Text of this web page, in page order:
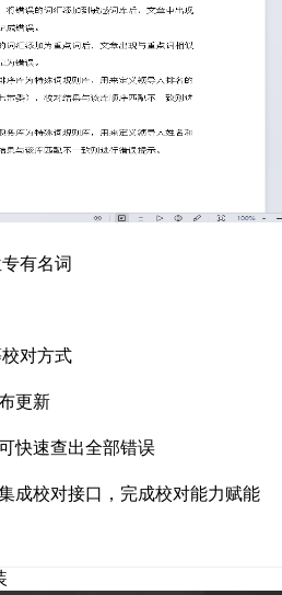
件，能快速地抓出文章中的政治
对工作。
马校对主打版本，同时也是金山
度融合以外，还可为用户提供多
容创作保驾护航。此外，产品支
，可对接到第三方系统应用中，进
、重点词
有名词
对方式
更新
快速查出全部错误
校对接口，完成校对能力赋能